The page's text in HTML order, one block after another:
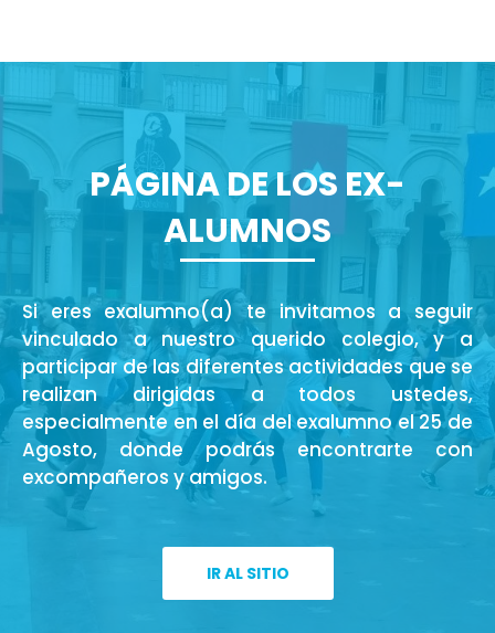
PÁGINA DE LOS EX-
ALUMNOS
Si eres exalumno(a) te invitamos a seguir
vinculado a nuestro querido colegio, y a
participar de las diferentes actividades que se
realizan dirigidas a todos ustedes,
especialmente en el día del exalumno el 25 de
Agosto, donde podrás encontrarte con
excompañeros y amigos.
IR AL SITIO